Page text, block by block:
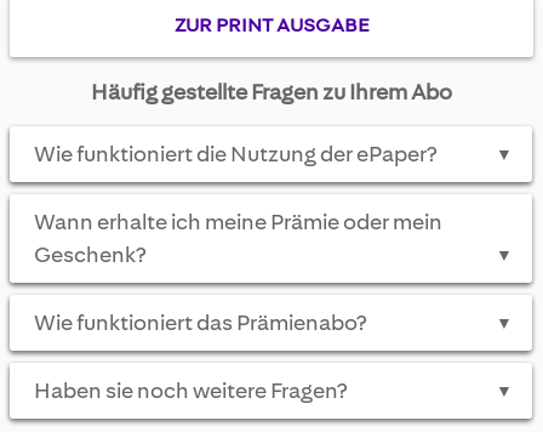
ZUR PRINT AUSGABE
Häufig gestellte Fragen zu Ihrem Abo
Wie funktioniert die Nutzung der ePaper? ▼
Wann erhalte ich meine Prämie oder mein
Geschenk?
▼
Wie funktioniert das Prämienabo? ▼
Haben sie noch weitere Fragen? ▼